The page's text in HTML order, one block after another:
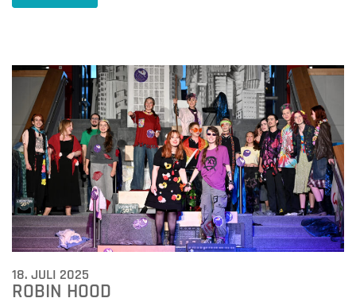
18. JULI 2025
ROBIN HOOD